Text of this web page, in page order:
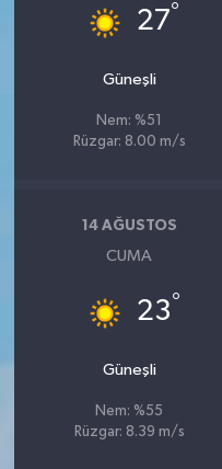
27°
Güneşli
Nem: %51
Rüzgar: 8.00 m/s
14 AĞUSTOS
CUMA
23°
Güneşli
Nem: %55
Rüzgar: 8.39 m/s